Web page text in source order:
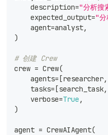
    description
="分析搜
    expected_output
="分
    agent
=analyst,
)
# 创建 Crew
crew = Crew(
    agents
= [researcher,
    tasks
= [search_task,
    verbose
=True ,
)
agent = CrewAIAgent(